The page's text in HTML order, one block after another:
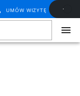
UMÓW WIZYTĘ